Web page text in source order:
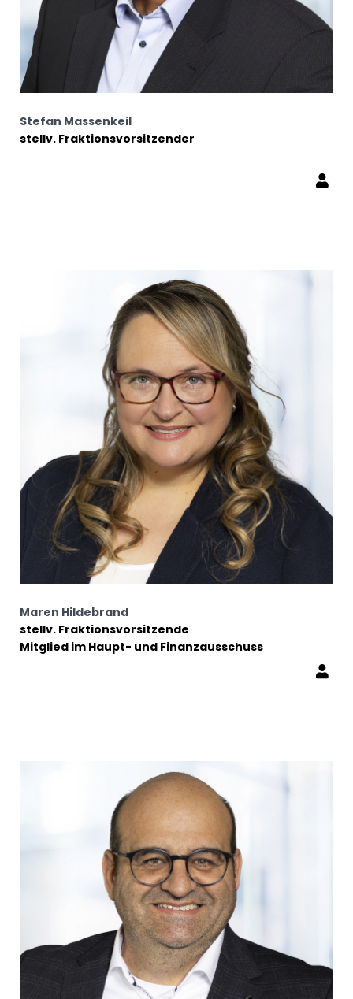
Stefan Massenkeil
stellv. Fraktionsvorsitzender
Maren Hildebrand
stellv. Fraktionsvorsitzende
Mitglied im Haupt- und Finanzausschuss